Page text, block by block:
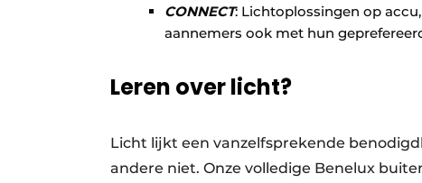
CONNECT: Lichtoplossingen op
aannemers ook met hun
Leren over licht?
Licht lijkt een vanzelfsprekende
andere niet. Onze volledige Benelux